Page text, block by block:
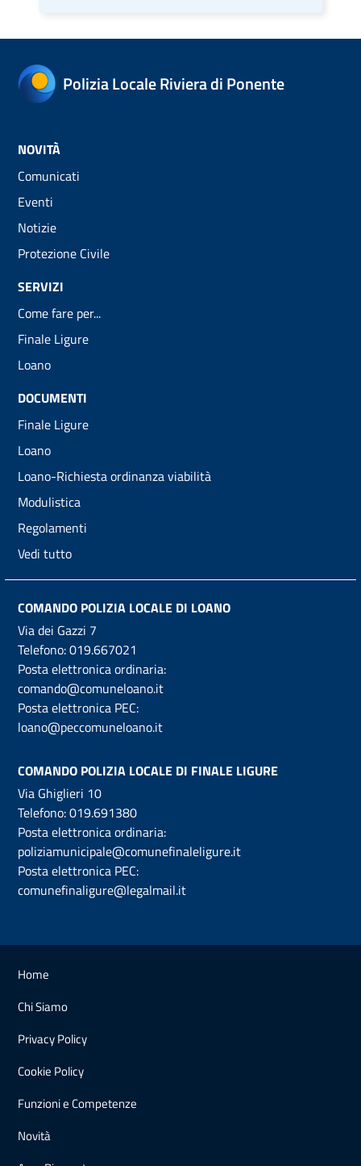
Polizia Locale Riviera di Ponente
NOVITÀ
Comunicati
Eventi
Notizie
Protezione Civile
SERVIZI
Come fare per...
Finale Ligure
Loano
DOCUMENTI
Finale Ligure
Loano
Loano-Richiesta ordinanza viabilità
Modulistica
Regolamenti
Vedi tutto
COMANDO POLIZIA LOCALE DI LOANO
Via dei Gazzi 7
Telefono:019.667021
Posta elettronica ordinaria:
comando@comuneloano.it
Posta elettronica PEC:
loano@peccomuneloano.it
COMANDO POLIZIA LOCALE DI FINALE LIGURE
Via Ghiglieri 10
Telefono:019.691380
Posta elettronica ordinaria:
poliziamunicipale@comunefinaleligure.it
Posta elettronica PEC:
comunefinaligure@legalmail.it
Home
Chi Siamo
Privacy Policy
Cookie Policy
Funzioni e Competenze
Novità